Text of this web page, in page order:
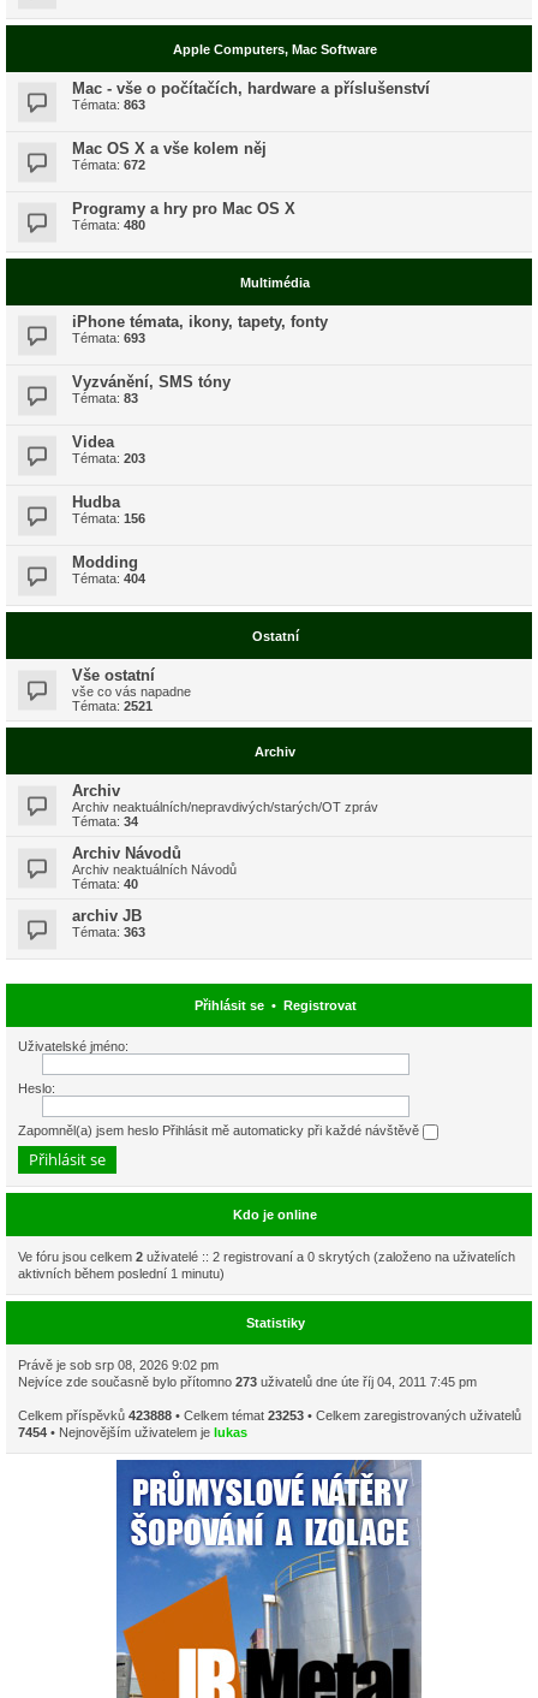
Apple Computers, Mac Software
Mac - vše o počítačích, hardware a příslušenství
Témata: 863
Mac OS X a vše kolem něj
Témata: 672
Programy a hry pro Mac OS X
Témata: 480
Multimédia
iPhone témata, ikony, tapety, fonty
Témata: 693
Vyzvánění, SMS tóny
Témata: 83
Videa
Témata: 203
Hudba
Témata: 156
Modding
Témata: 404
Ostatní
Vše ostatní
vše co vás napadne
Témata: 2521
Archiv
Archiv
Archiv neaktuálních/nepravdivých/starých/OT zpráv
Témata: 34
Archiv Návodů
Archiv neaktuálních Návodů
Témata: 40
archiv JB
Témata: 363
Přihlásit se• Registrovat
Uživatelské jméno:
Heslo:
Zapomněl(a) jsem heslo Přihlásit mě automaticky při každé návštěvě
Kdo je online
Ve fóru jsou celkem 2 uživatelé :: 2 registrovaní a 0 skrytých (založeno na uživatelích
aktivních během poslední 1 minutu)
Statistiky
Právě je sob srp 08, 2026 9:02 pm
Nejvíce zde současně bylo přítomno 273 uživatelů dne úte říj 04, 2011 7:45 pm
Celkem příspěvků 423888 • Celkem témat 23253 • Celkem zaregistrovaných uživatelů
7454 • Nejnovějším uživatelem je lukas